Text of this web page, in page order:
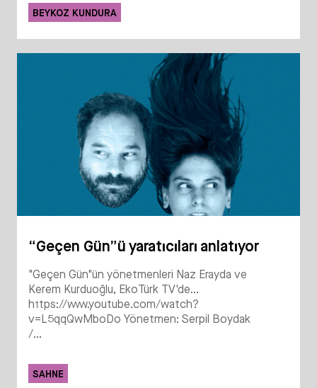
BEYKOZ KUNDURA
“Geçen Gün”ü yaratıcıları anlatıyor
"Geçen Gün"ün yönetmenleri Naz Erayda ve
Kerem Kurduoğlu, EkoTürk TV'de...
https://www.youtube.com/watch?
v=L5qqQwMboDo Yönetmen: Serpil Boydak
/...
SAHNE